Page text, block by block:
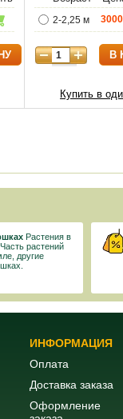
2-2,25 м 3000
В
Купить в
Растения в
растений
другие
ИНФОРМАЦИЯ
Оплата
Доставка заказа
Оформление